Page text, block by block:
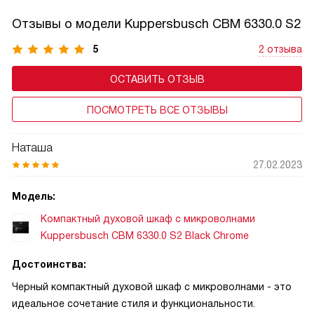
Отзывы о модели Kuppersbusch CBM 6330.0 S2
5 2 отзыва
ОСТАВИТЬ ОТЗЫВ
ПОСМОТРЕТЬ ВСЕ ОТЗЫВЫ
Наташа
27.02.2023
Модель:
Компактный духовой шкаф с микроволнами
Kuppersbusch CBM 6330.0 S2 Black Chrome
Достоинства:
Черный компактный духовой шкаф с микроволнами - это
идеальное сочетание стиля и функциональности.